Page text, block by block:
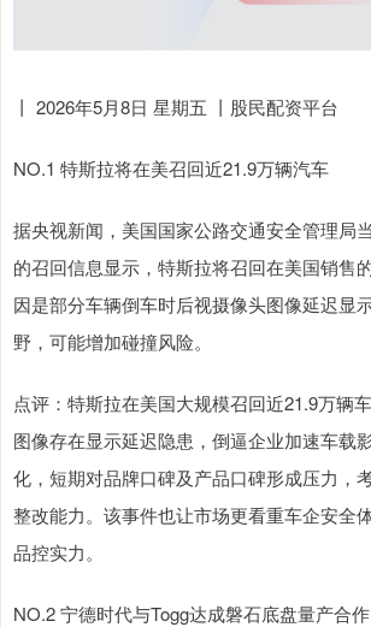
丨 2026年5月8日 星期五 丨股民配资平台
NO.1 特斯拉将在美召回近21.9万辆汽车
据央视新闻，美国国家公路交通安全管理局
的召回信息显示，特斯拉将召回在美国销售
因是部分车辆倒车时后视摄像头图像延迟显
野，可能增加碰撞风险。
点评：特斯拉在美国大规模召回近21.9万辆
图像存在显示延迟隐患，倒逼企业加速车载
化，短期对品牌口碑及产品口碑形成压力，
整改能力。该事件也让市场更看重车企安全
品控实力。
NO.2 宁德时代与Togg达成磐石底盘量产合作